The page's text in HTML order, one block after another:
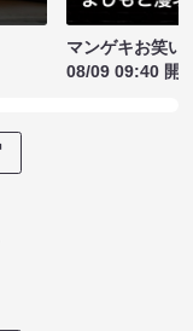
マンゲキお笑い
08/09 09:40 開